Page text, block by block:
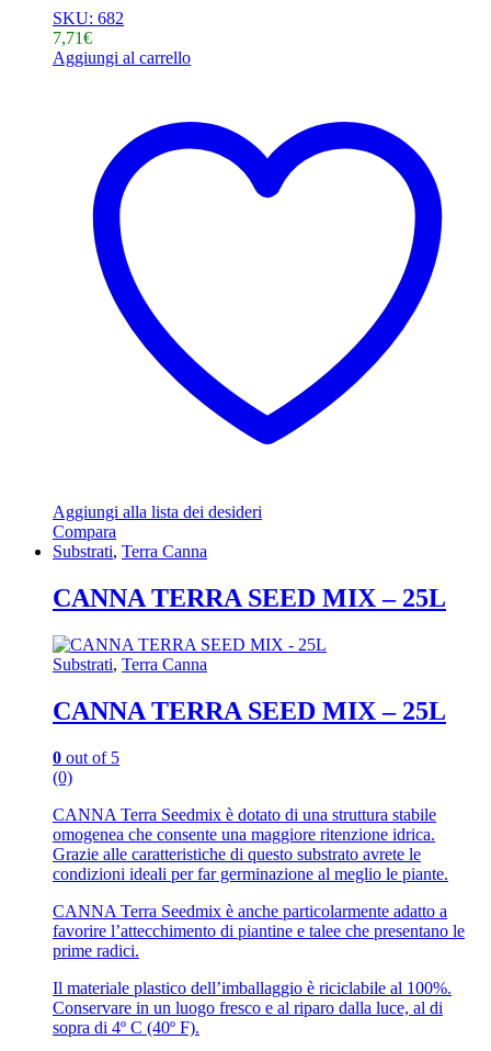
SKU: 682
7,71€
Aggiungi al carrello
Aggiungi alla lista dei desideri
Compara
Substrati, Terra Canna
CANNA TERRA SEED MIX – 25L
Substrati, Terra Canna
CANNA TERRA SEED MIX – 25L
0 out of 5
(0)
CANNA Terra Seedmix è dotato di una struttura stabile
omogenea che consente una maggiore ritenzione idrica.
Grazie alle caratteristiche di questo substrato avrete le
condizioni ideali per far germinazione al meglio le piante.
CANNA Terra Seedmix è anche particolarmente adatto a
favorire l’attecchimento di piantine e talee che presentano le
prime radici.
Il materiale plastico dell’imballaggio è riciclabile al 100%.
Conservare in un luogo fresco e al riparo dalla luce, al di
sopra di 4º C (40º F).